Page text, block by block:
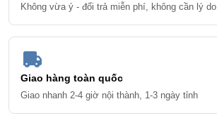
Không vừa ý - đổi trả miễn phí, không cần lý do
Giao hàng toàn quốc
Giao nhanh 2-4 giờ nội thành, 1-3 ngày tỉnh